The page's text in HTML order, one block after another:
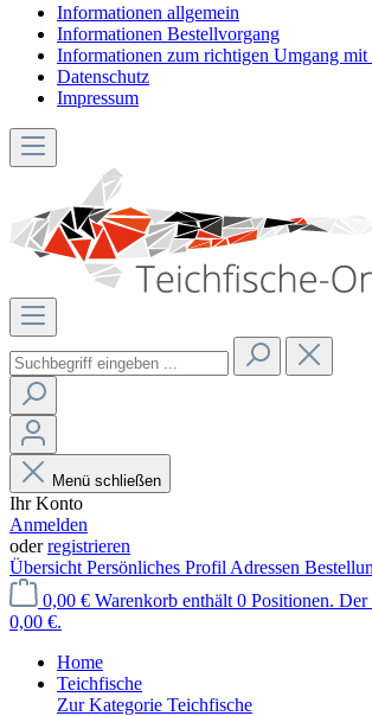
Informationen allgemein
Informationen Bestellvorgang
Informationen zum richtigen Umgang mit
Datenschutz
Impressum
Menü schließen
Ihr Konto
Anmelden
oderregistrieren
Übersicht Persönliches Profil Adressen
0,00 € Warenkorb enthält 0 Positionen.
0,00 €.
Home
Teichfische
Zur Kategorie Teichfische